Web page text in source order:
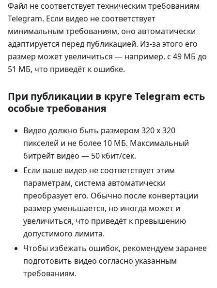
Файл не соответствует техническим требованиям
Telegram. Если видео не соответствует
минимальным требованиям, оно автоматически
адаптируется перед публикацией. Из-за этого его
размер может увеличиться — например, с 49 МБ до
51 МБ, что приведёт к ошибке.
При публикации в круге Telegram есть
особые требования
Видео должно быть размером 320 x 320
пикселей и не более 10 МБ. Максимальный
битрейт видео — 50 кбит/сек.
Если ваше видео не соответствует этим
параметрам, система автоматически
преобразует его. Обычно после конвертации
размер уменьшается, но иногда может и
увеличиться, что приведёт к превышению
допустимого лимита.
Чтобы избежать ошибок, рекомендуем заранее
подготовить видео согласно указанным
требованиям.